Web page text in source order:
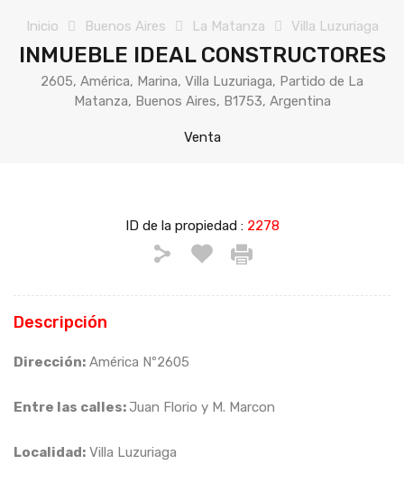
Inicio Buenos Aires La Matanza Villa Luzuriaga
INMUEBLE IDEAL CONSTRUCTORES
2605, América, Marina, Villa Luzuriaga, Partido de La
Matanza, Buenos Aires, B1753, Argentina
Venta
ID de la propiedad : 2278
Descripción
Dirección: América Nº2605
Entre las calles:Juan Florio y M. Marcon
Localidad: Villa Luzuriaga